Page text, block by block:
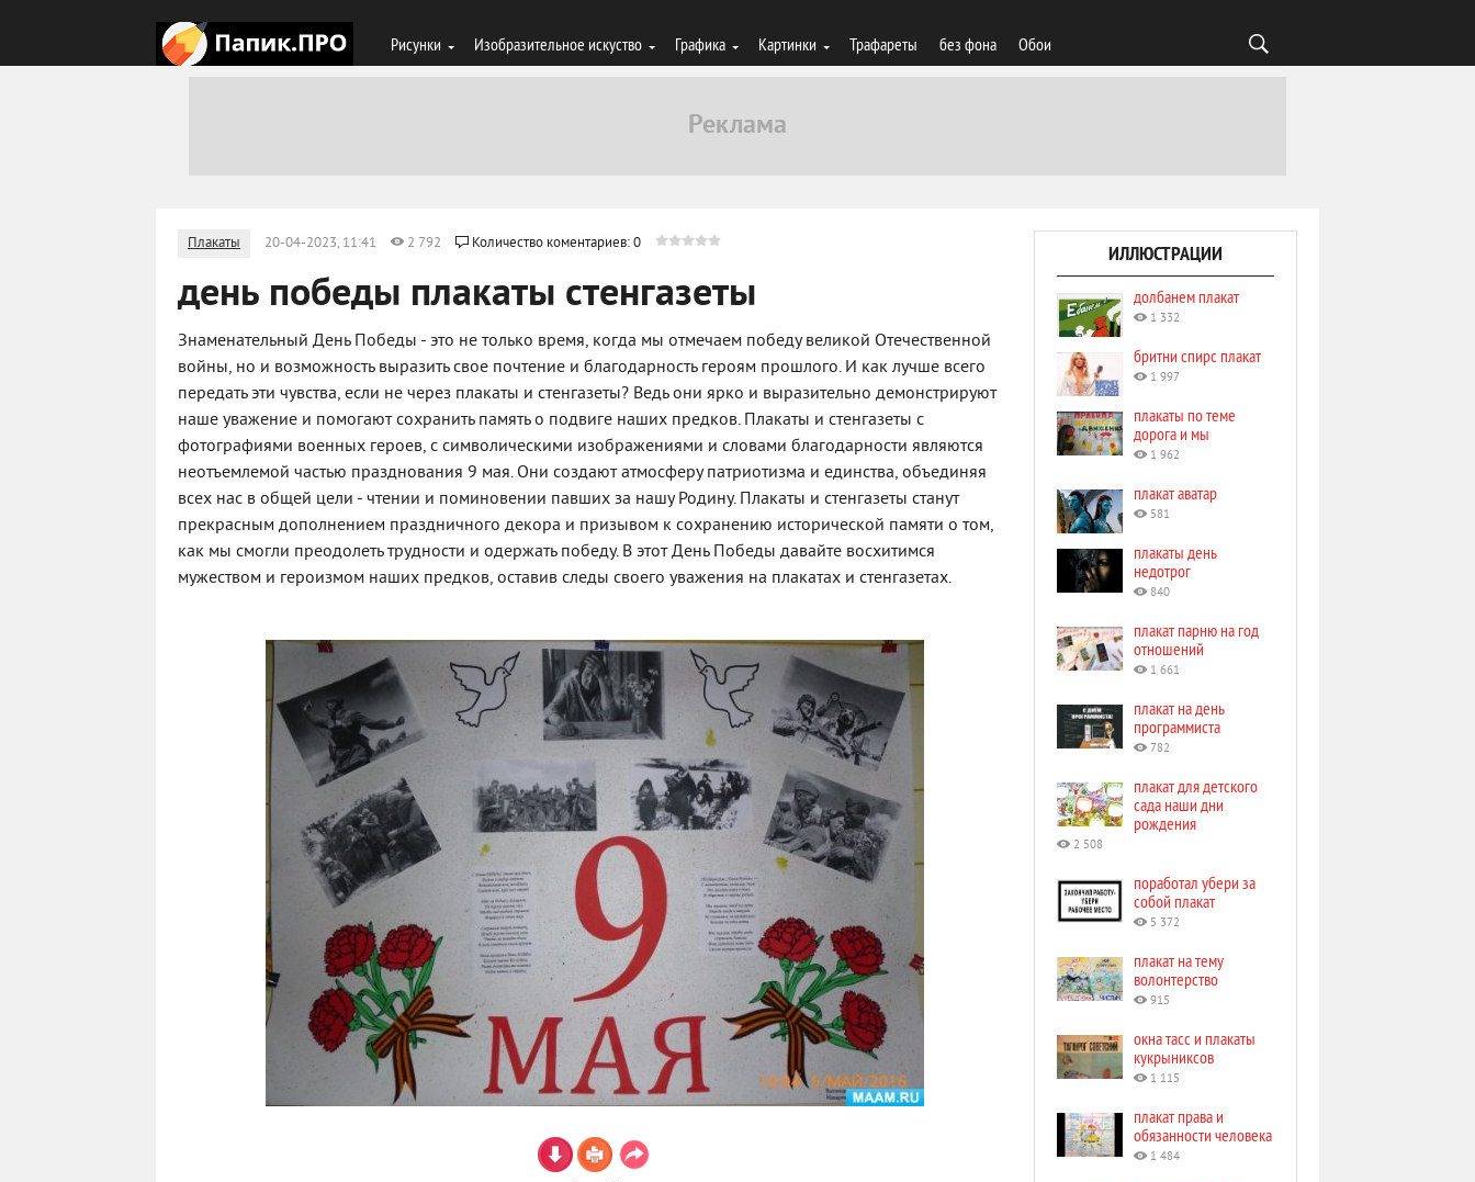
Рисунки Изобразительное искуство Графика Картинки Трафареты без фона Обои
Плакаты 20-04-2023, 11:41 2 792 Количество коментариев: 0
день победы плакаты стенгазеты
Знаменательный День Победы - это не только время, когда мы отмечаем победу великой Отечественной
войны, но и возможность выразить свое почтение и благодарность героям прошлого. И как лучше всего
передать эти чувства, если не через плакаты и стенгазеты? Ведь они ярко и выразительно демонстрируют
наше уважение и помогают сохранить память о подвиге наших предков. Плакаты и стенгазеты с
фотографиями военных героев, с символическими изображениями и словами благодарности являются
неотъемлемой частью празднования 9 мая. Они создают атмосферу патриотизма и единства, объединяя
всех нас в общей цели - чтении и поминовении павших за нашу Родину. Плакаты и стенгазеты станут
прекрасным дополнением праздничного декора и призывом к сохранению исторической памяти о том,
как мы смогли преодолеть трудности и одержать победу. В этот День Победы давайте восхитимся
мужеством и героизмом наших предков, оставив следы своего уважения на плакатах и стенгазетах.
ИЛЛЮСТРАЦИИ
долбанем плакат
1 332
бритни спирс плакат
1 997
плакаты по теме
дорога и мы
1 962
плакат аватар
581
плакаты день
недотрог
840
плакат парню на год
отношений
1 661
плакат на день
программиста
782
плакат для детского
сада наши дни
рождения
2 508
поработал убери за
собой плакат
5 372
плакат на тему
волонтерство
915
окна тасс и плакаты
кукрыниксов
1 115
плакат права и
обязанности человека
1 484